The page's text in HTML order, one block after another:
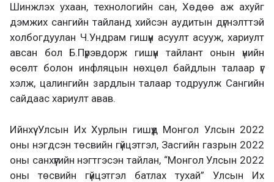
Шинжлэх ухаан, технологийн сан, Хөдөө аж ахуйг
дэмжих сангийн тайланд хийсэн аудитын дүгнэлттэй
холбогдуулан Ч.Ундрам гишүүн асуулт асууж, хариулт
авсан бол Б.Пүрэвдорж гишүүн тайлант онын үнийн
өсөлт болон инфляцын нөхцөл байдлын талаар үг
хэлж, цалингийн зардлын талаар тодруулж Сангийн
сайдаас хариулт авав.
Ийнхүү Улсын Их Хурлын гишүүд Монгол Улсын 2022
оны нэгдсэн төсвийн гүйцэтгэл, Засгийн газрын 2022
оны санхүүгийн нэгтгэсэн тайлан, “Монгол Улсын 2022
оны төсвийн гүйцэтгэл батлах тухай” Улсын Их